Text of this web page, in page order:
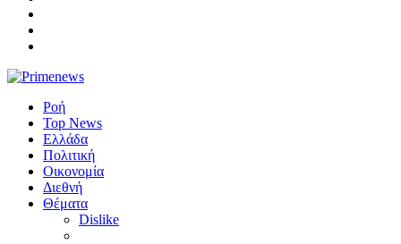
Ροή
Top News
Ελλάδα
Πολιτική
Οικονομία
Διεθνή
Θέματα
Dislike